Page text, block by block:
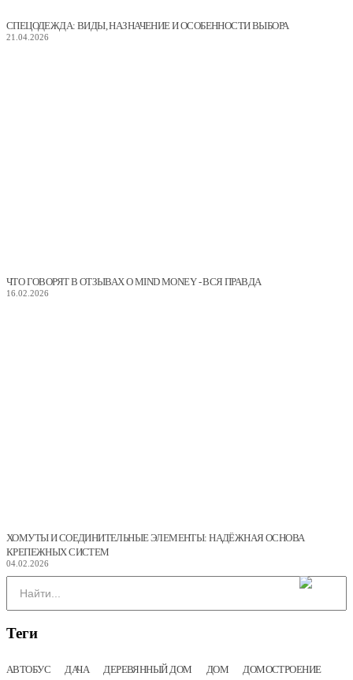
СПЕЦОДЕЖДА: ВИДЫ, НАЗНАЧЕНИЕ И ОСОБЕННОСТИ ВЫБОРА
21.04.2026
ЧТО ГОВОРЯТ В ОТЗЫВАХ О MIND MONEY - ВСЯ ПРАВДА
16.02.2026
ХОМУТЫ И СОЕДИНИТЕЛЬНЫЕ ЭЛЕМЕНТЫ: НАДЁЖНАЯ ОСНОВА
КРЕПЕЖНЫХ СИСТЕМ
04.02.2026
Теги
АВТОБУС ДАЧА ДЕРЕВЯННЫЙ ДОМ ДОМ ДОМОСТРОЕНИЕ